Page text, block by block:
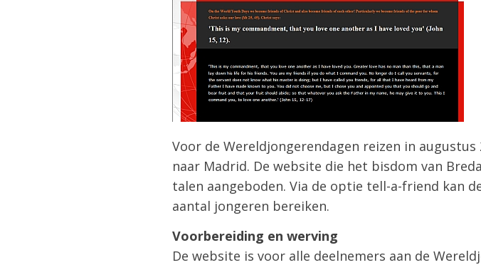
Voor de Wereldjongerendagen reizen in
naar Madrid. De website die het bisdom van
talen aangeboden. Via de optie tell-a-friend kan
aantal jongeren bereiken.
Voorbereiding en werving
De website is voor alle deelnemers aan de